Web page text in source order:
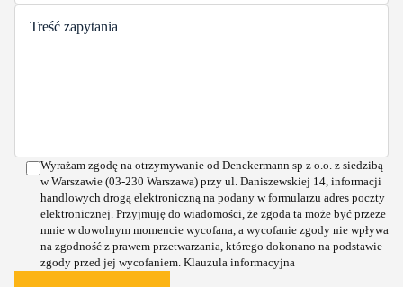
Wyrażam zgodę na otrzymywanie od Denckermann sp z o.o. z siedzibą
w Warszawie (03-230 Warszawa) przy ul. Daniszewskiej 14, informacji
handlowych drogą elektroniczną na podany w formularzu adres poczty
elektronicznej. Przyjmuję do wiadomości, że zgoda ta może być przeze
mnie w dowolnym momencie wycofana, a wycofanie zgody nie wpływa
na zgodność z prawem przetwarzania, którego dokonano na podstawie
zgody przed jej wycofaniem. Klauzula informacyjna